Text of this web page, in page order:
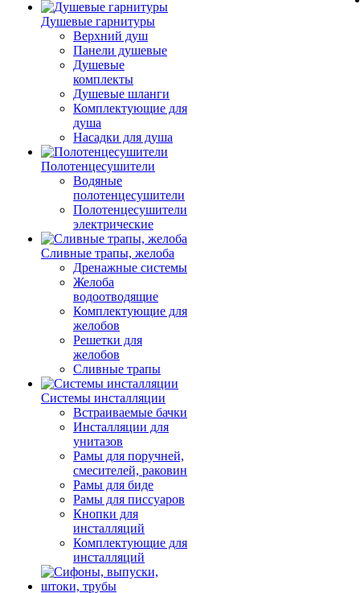
Душевые гарнитуры
Верхний душ
Панели душевые
Душевые
комплекты
Душевые шланги
Комплектующие для
душа
Насадки для душа
Полотенцесушители
Водяные
полотенцесушители
Полотенцесушители
электрические
Сливные трапы, желоба
Дренажные системы
Желоба
водоотводящие
Комплектующие для
желобов
Решетки для
желобов
Сливные трапы
Системы инсталляции
Встраиваемые бачки
Инсталляции для
унитазов
Рамы для поручней,
смесителей, раковин
Рамы для биде
Рамы для писсуаров
Кнопки для
инсталляций
Комплектующие для
инсталляций